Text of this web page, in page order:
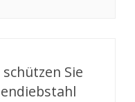
schützen Sie